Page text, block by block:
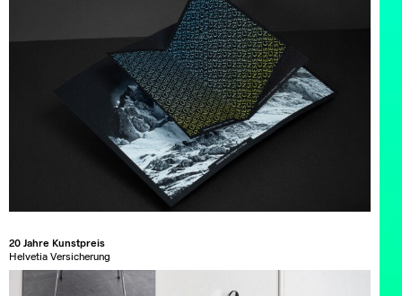
20 Jahre Kunstpreis
Helvetia Versicherung